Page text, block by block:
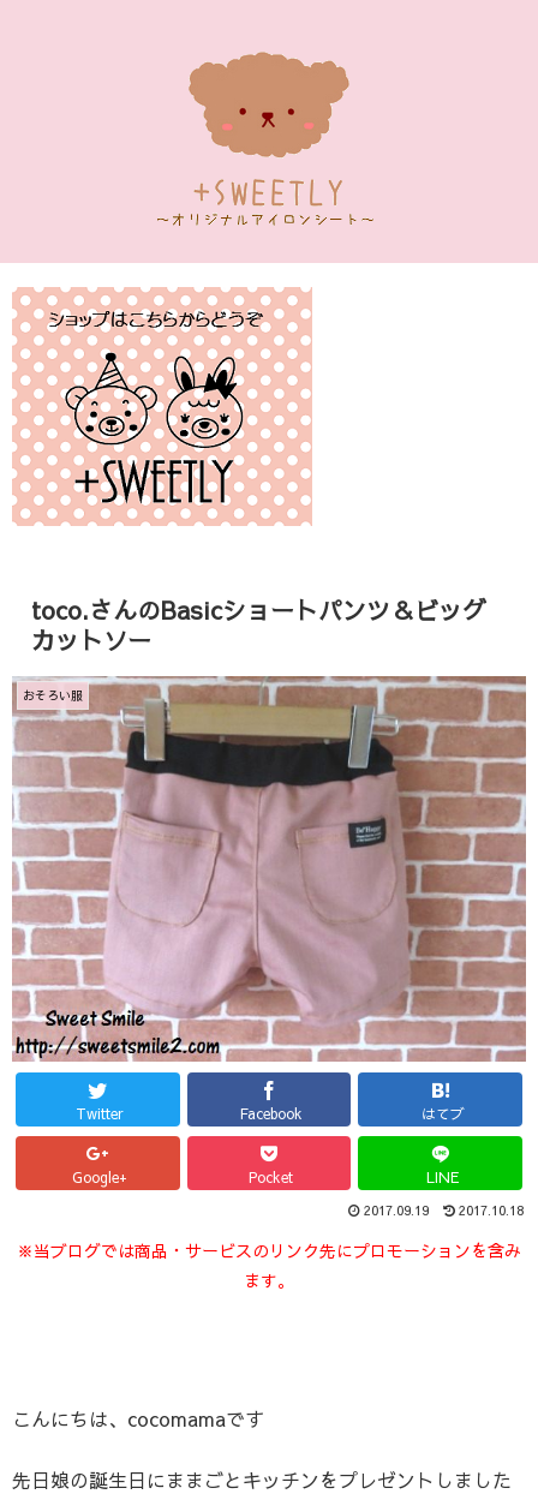
toco.さんのBasicショートパンツ＆ビッグ
カットソー
おそろい服
Twitter Facebook はてブ
Google+ Pocket LINE
2017.09.19 2017.10.18
※当ブログでは商品・サービスのリンク先にプロモーションを含み
ます。
こんにちは、cocomamaです
先日娘の誕生日にままごとキッチンをプレゼントしました